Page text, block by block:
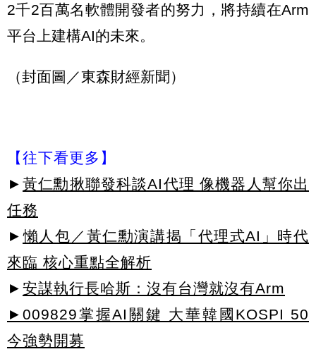
2千2百萬名軟體開發者的努力，將持續在Arm
平台上建構AI的未來。
（封面圖／東森財經新聞）
【往下看更多】
► 黃仁勳揪聯發科談AI代理 像機器人幫你出
任務
► 懶人包／黃仁勳演講揭「代理式AI」時代
來臨 核心重點全解析
► 安謀執行長哈斯：沒有台灣就沒有Arm
►009829掌握AI關鍵 大華韓國KOSPI 50
今強勢開募